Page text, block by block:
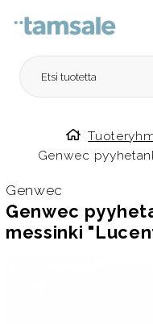
Etusivulle
Genwec
Genwec
Genwec
messinki